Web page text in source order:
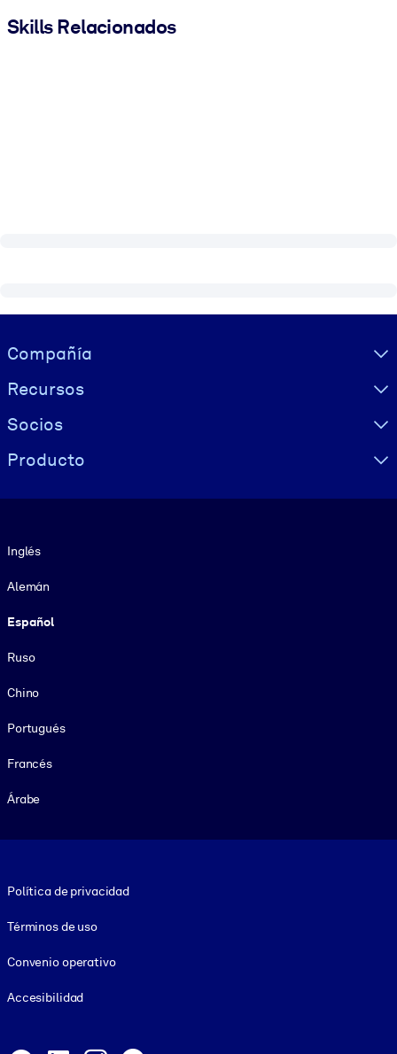
Skills Relacionados
Visually hidden Text
Compañía
Recursos
Socios
Producto
Inglés
Alemán
Español
Ruso
Chino
Portugués
Francés
Árabe
Política de privacidad
Términos de uso
Convenio operativo
Accesibilidad